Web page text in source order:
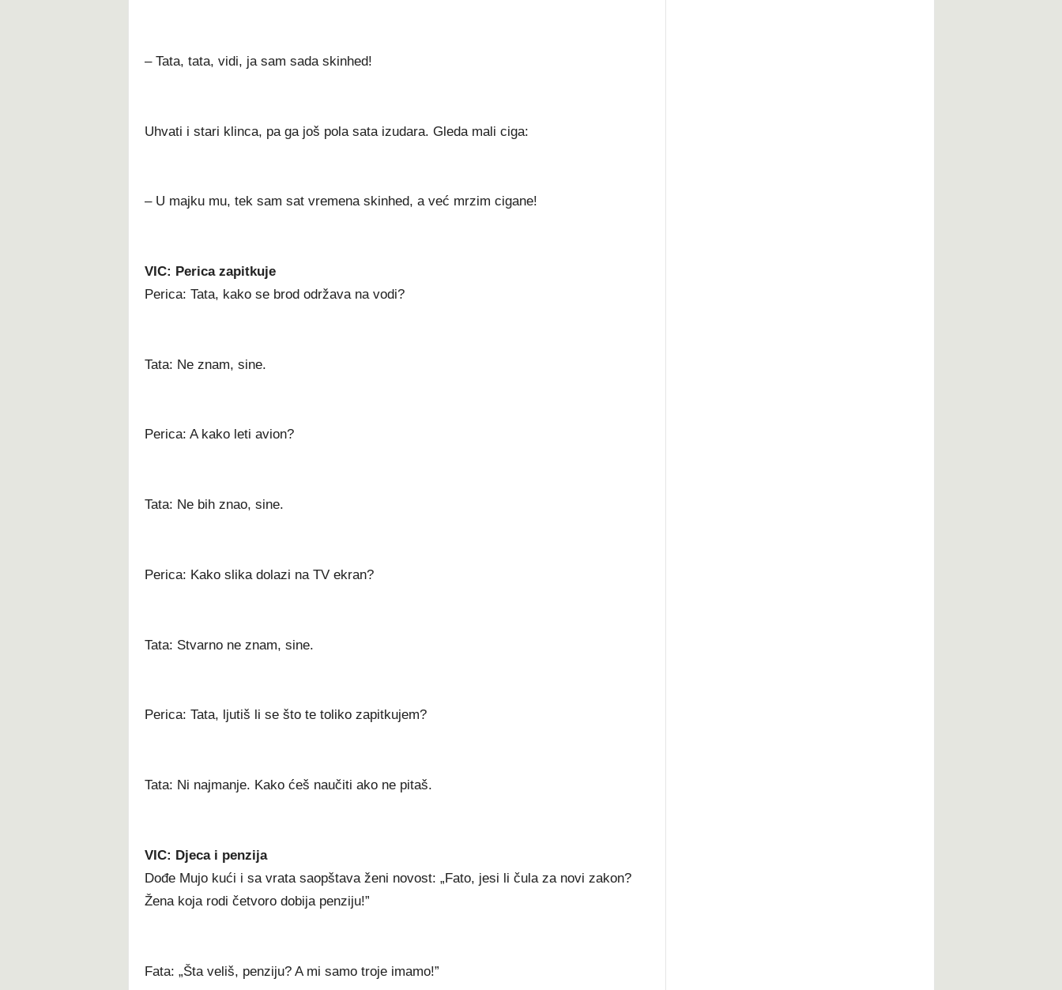
– Tata, tata, vidi, ja sam sada skinhed!
Uhvati i stari klinca, pa ga još pola sata izudara. Gleda mali ciga:
– U majku mu, tek sam sat vremena skinhed, a već mrzim cigane!
VIC: Perica zapitkuje
Perica: Tata, kako se brod održava na vodi?
Tata: Ne znam, sine.
Perica: A kako leti avion?
Tata: Ne bih znao, sine.
Perica: Kako slika dolazi na TV ekran?
Tata: Stvarno ne znam, sine.
Perica: Tata, ljutiš li se što te toliko zapitkujem?
Tata: Ni najmanje. Kako ćeš naučiti ako ne pitaš.
VIC: Djeca i penzija
Dođe Mujo kući i sa vrata saopštava ženi novost: „Fato, jesi li čula za novi zakon?
Žena koja rodi četvoro dobija penziju!”
Fata: „Šta veliš, penziju? A mi samo troje imamo!”